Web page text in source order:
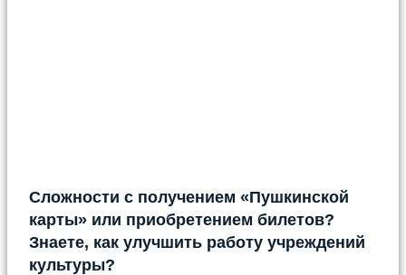
Сложности с получением «Пушкинской
карты» или приобретением билетов?
Знаете, как улучшить работу учреждений
культуры?